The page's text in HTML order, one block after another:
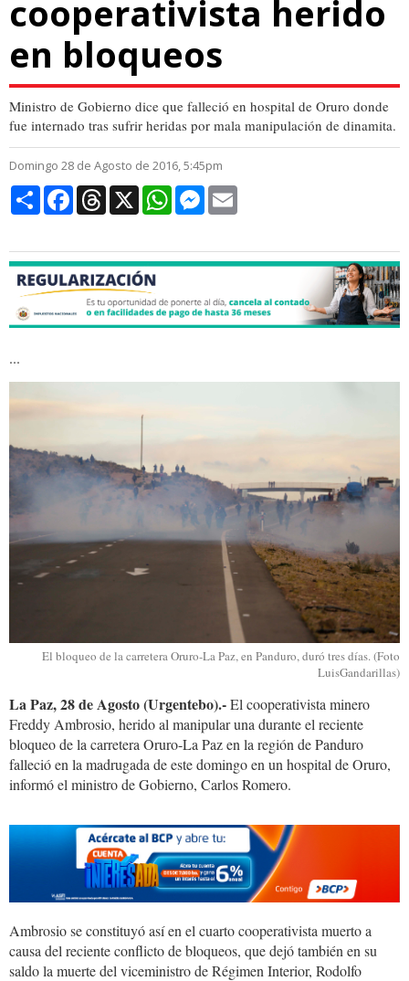
cooperativista herido
en bloqueos
Ministro de Gobierno dice que falleció en hospital de Oruro donde
fue internado tras sufrir heridas por mala manipulación de dinamita.
Domingo 28 de Agosto de 2016, 5:45pm
CompartirFacebookThreads
X WhatsAppMessenger
...
bloqueo-
El bloqueo de la carretera Oruro-La Paz, en Panduro, duró tres días. (Foto
LuisGandarillas)
La Paz, 28 de Agosto (Urgentebo).-El cooperativista minero
Freddy Ambrosio, herido al manipular una durante el reciente
bloqueo de la carretera Oruro-La Paz en la región de Panduro
falleció en la madrugada de este domingo en un hospital de Oruro,
informó el ministro de Gobierno, Carlos Romero.
Ambrosio se constituyó así en el cuarto cooperativista muerto a
causa del reciente conflicto de bloqueos, que dejó también en su
saldo la muerte del viceministro de Régimen Interior, Rodolfo